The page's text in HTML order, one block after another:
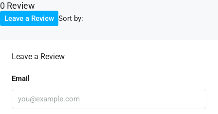
0 Review
Sort by:
Leave a Review
Leave a Review
Email